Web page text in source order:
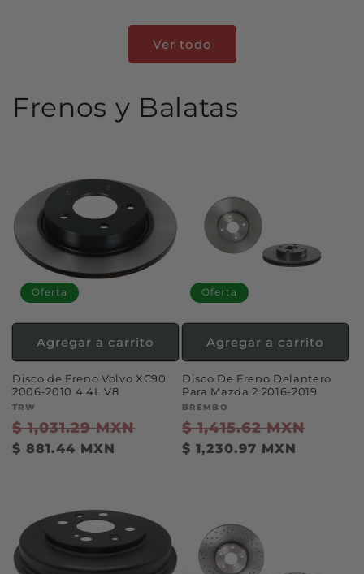
Ver todo
Frenos y Balatas
Oferta
Disco de Freno Volvo XC90
2006-2010 4.4L V8
Proveedor:
TRW
Precio
habitual
$ 1,031.29 MXN
Precio
$ 881.44 MXN
Agregar a carrito
Oferta
Disco De Freno Delantero
Para Mazda 2 2016-2019
Proveedor:
BREMBO
Precio
habitual
$ 1,415.62 MXN
$ 1,230.97 MXN
Agregar a carrito